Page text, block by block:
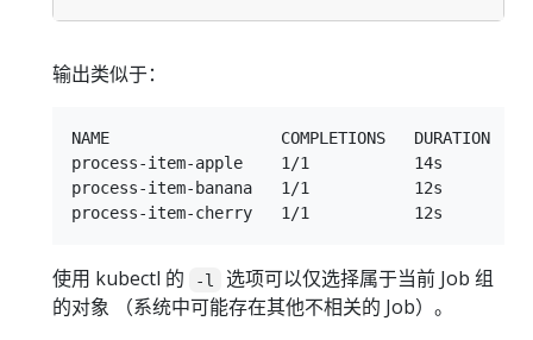
输出类似于：
NAME                  COMPLETIONS   DURATION
process-item-apple    1/1           14s
process-item-banana   1/1           12s
使用 kubectl 的 -l
选项可以仅选择属于当前 Job 组
的对象 （系统中可能存在其他不相关的 Job）。